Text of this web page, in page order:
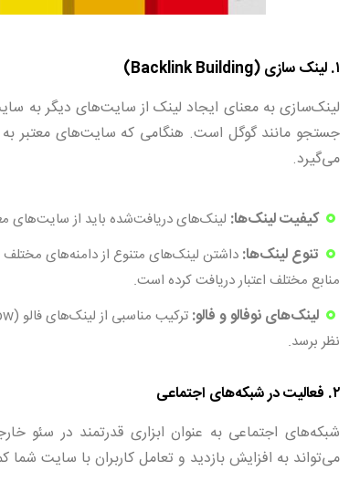
۱. لینک سازی (Backlink Building)
لینک‌سازی به معنای ایجاد لینک از سایت‌های دیگر به
جستجو مانند گوگل است. هنگامی که سایت‌های معتبر به
می‌گیرد.
کیفیت لینک‌ها: لینک‌های دریافت‌شده باید از سایت‌های
تنوع لینک‌ها: داشتن لینک‌های متنوع از دامنه‌های
منابع مختلف اعتبار دریافت کرده است.
لینک‌های نوفالو و فالو:
نظر برسد.
۲. فعالیت در شبکه‌های اجتماعی
شبکه‌های اجتماعی به عنوان ابزاری قدرتمند در سئو
می‌تواند به افزایش بازدید و تعامل کاربران با سایت شما